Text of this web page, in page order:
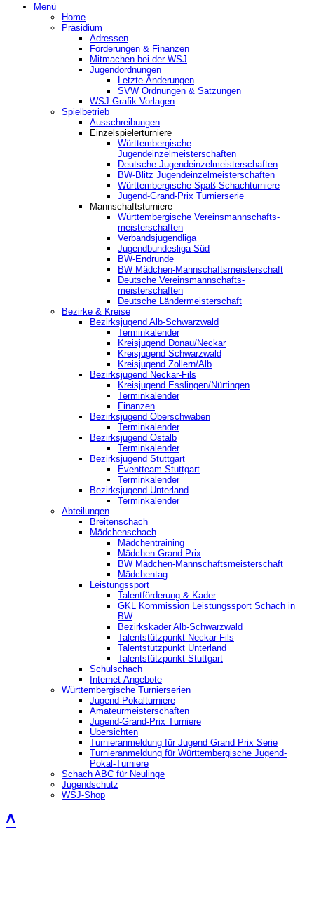
Menü
Home
Präsidium
Adressen
Förderungen & Finanzen
Mitmachen bei der WSJ
Jugendordnungen
Letzte Änderungen
SVW Ordnungen & Satzungen
WSJ Grafik Vorlagen
Spielbetrieb
Ausschreibungen
Einzelspielerturniere
Württembergische
Jugendeinzelmeisterschaften
Deutsche Jugendeinzelmeisterschaften
BW-Blitz Jugendeinzelmeisterschaften
Württembergische Spaß-Schachturniere
Jugend-Grand-Prix Turnierserie
Mannschaftsturniere
Württembergische Vereinsmannschafts-
meisterschaften
Verbandsjugendliga
Jugendbundesliga Süd
BW-Endrunde
BW Mädchen-Mannschaftsmeisterschaft
Deutsche Vereinsmannschafts-
meisterschaften
Deutsche Ländermeisterschaft
Bezirke & Kreise
Bezirksjugend Alb-Schwarzwald
Terminkalender
Kreisjugend Donau/Neckar
Kreisjugend Schwarzwald
Kreisjugend Zollern/Alb
Bezirksjugend Neckar-Fils
Kreisjugend ‎Esslingen/Nürtingen
Terminkalender
Finanzen
Bezirksjugend Oberschwaben
Terminkalender
Bezirksjugend Ostalb
Terminkalender
Bezirksjugend Stuttgart
‎Eventteam Stuttgart
Terminkalender
Bezirksjugend Unterland
Terminkalender
Abteilungen
Breitenschach
Mädchenschach
Mädchentraining
Mädchen Grand Prix
BW Mädchen-Mannschaftsmeisterschaft
Mädchentag
Leistungssport
Talentförderung & Kader
GKL Kommission Leistungssport Schach in
BW
Bezirkskader Alb-Schwarzwald
Talentstützpunkt Neckar-Fils
Talentstützpunkt Unterland
Talentstützpunkt Stuttgart
Schulschach
Internet-Angebote
Württembergische Turnierserien
Jugend-Pokalturniere
Amateurmeisterschaften
Jugend-Grand-Prix Turniere
Übersichten
Turnieranmeldung für Jugend Grand Prix Serie
Turnieranmeldung für Württembergische Jugend-
Pokal-Turniere
Schach ABC für Neulinge
Jugendschutz
WSJ-Shop
˄